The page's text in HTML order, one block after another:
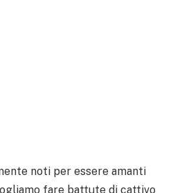
noti per essere amanti
fare battute di cattivo